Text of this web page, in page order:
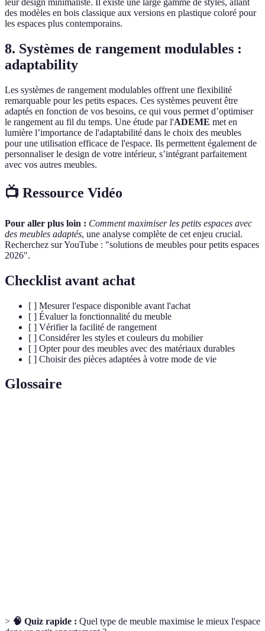
leur design minimaliste. Il existe une large gamme de styles, allant
des modèles en bois classique aux versions en plastique coloré pour
les espaces plus contemporains.
8. Systèmes de rangement modulables :
adaptability
Les systèmes de rangement modulables offrent une flexibilité
remarquable pour les petits espaces. Ces systèmes peuvent être
adaptés en fonction de vos besoins, ce qui vous permet d’optimiser
le rangement au fil du temps. Une étude par l'ADEME met en
lumière l’importance de l'adaptabilité dans le choix des meubles
pour une utilisation efficace de l'espace. Ils permettent également de
personnaliser le design de votre intérieur, s’intégrant parfaitement
avec vos autres meubles.
📺 Ressource Vidéo
Pour aller plus loin : Comment maximiser les petits espaces avec
des meubles adaptés, une analyse complète de cet enjeu crucial.
Recherchez sur YouTube : "solutions de meubles pour petits espaces
2026".
Checklist avant achat
[ ] Mesurer l'espace disponible avant l'achat
[ ] Évaluer la fonctionnalité du meuble
[ ] Vérifier la facilité de rangement
[ ] Considérer les styles et couleurs du mobilier
[ ] Opter pour des meubles avec des matériaux durables
[ ] Choisir des pièces adaptées à votre mode de vie
Glossaire
> 🧠 Quiz rapide : Quel type de meuble maximise le mieux l'espace